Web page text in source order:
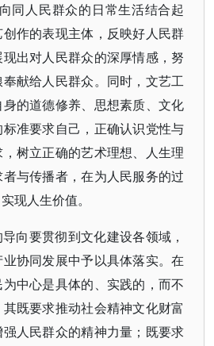
同人民群众的日常生活结合起
作的表现主体，反映好人民群
出对人民群众的深厚情感，努
献给人民群众。同时，文艺工
的道德修养、思想素质、文化
准要求自己，正确认识党性与
树立正确的艺术理想、人生理
与传播者，在为人民服务的过
现人生价值。
向要贯彻到文化建设各领域，
协同发展中予以具体落实。在
中心是具体的、实践的，而不
既要求推动社会精神文化财富
人民群众的精神力量；既要求